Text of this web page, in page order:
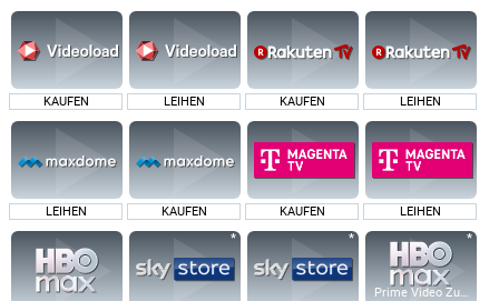
KAUFEN LEIHEN KAUFEN LEIHEN
LEIHEN KAUFEN KAUFEN LEIHEN
Prime Video Zusatz-